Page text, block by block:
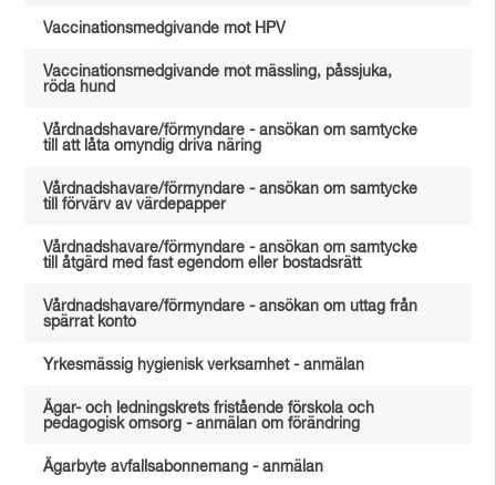
Vaccinationsmedgivande mot HPV
Vaccinationsmedgivande mot mässling, påssjuka,
röda hund
Vårdnadshavare/förmyndare - ansökan om samtycke
till att låta omyndig driva näring
Vårdnadshavare/förmyndare - ansökan om samtycke
till förvärv av värdepapper
Vårdnadshavare/förmyndare - ansökan om samtycke
till åtgärd med fast egendom eller bostadsrätt
Vårdnadshavare/förmyndare - ansökan om uttag från
spärrat konto
Yrkesmässig hygienisk verksamhet - anmälan
Ägar- och ledningskrets fristående förskola och
pedagogisk omsorg - anmälan om förändring
Ägarbyte avfallsabonnemang - anmälan